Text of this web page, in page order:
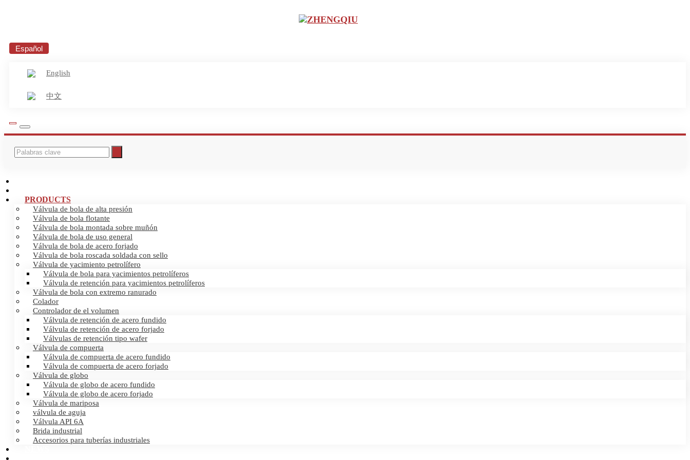
Español
English
中文
PRODUCTS
Válvula de bola de alta presión
Válvula de bola flotante
Válvula de bola montada sobre muñón
Válvula de bola de uso general
Válvula de bola de acero forjado
Válvula de bola roscada soldada con sello
Válvula de yacimiento petrolífero
Válvula de bola para yacimientos petrolíferos
Válvula de retención para yacimientos petrolíferos
Válvula de bola con extremo ranurado
Colador
Controlador de el volumen
Válvula de retención de acero fundido
Válvula de retención de acero forjado
Válvulas de retención tipo wafer
Válvula de compuerta
Válvula de compuerta de acero fundido
Válvula de compuerta de acero forjado
Válvula de globo
Válvula de globo de acero fundido
Válvula de globo de acero forjado
Válvula de mariposa
válvula de aguja
Válvula API 6A
Brida industrial
Accesorios para tuberías industriales